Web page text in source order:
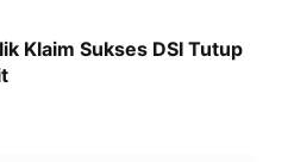
Klaim Sukses DSI Tutup